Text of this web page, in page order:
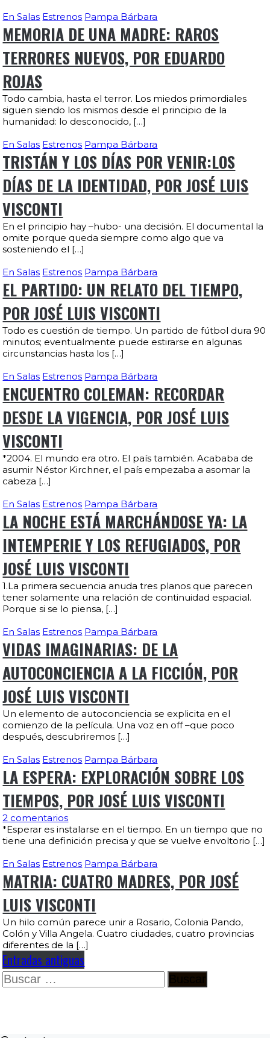
En Salas Estrenos Pampa Bárbara
MEMORIA DE UNA MADRE: RAROS
TERRORES NUEVOS, POR EDUARDO
ROJAS
Todo cambia, hasta el terror. Los miedos primordiales
siguen siendo los mismos desde el principio de la
humanidad: lo desconocido, […]
En Salas Estrenos Pampa Bárbara
TRISTÁN Y LOS DÍAS POR VENIR:LOS
DÍAS DE LA IDENTIDAD, POR JOSÉ LUIS
VISCONTI
En el principio hay –hubo- una decisión. El documental la
omite porque queda siempre como algo que va
sosteniendo el […]
En Salas Estrenos Pampa Bárbara
EL PARTIDO: UN RELATO DEL TIEMPO,
POR JOSÉ LUIS VISCONTI
Todo es cuestión de tiempo. Un partido de fútbol dura 90
minutos; eventualmente puede estirarse en algunas
circunstancias hasta los […]
En Salas Estrenos Pampa Bárbara
ENCUENTRO COLEMAN: RECORDAR
DESDE LA VIGENCIA, POR JOSÉ LUIS
VISCONTI
*2004. El mundo era otro. El país también. Acababa de
asumir Néstor Kirchner, el país empezaba a asomar la
cabeza […]
En Salas Estrenos Pampa Bárbara
LA NOCHE ESTÁ MARCHÁNDOSE YA: LA
INTEMPERIE Y LOS REFUGIADOS, POR
JOSÉ LUIS VISCONTI
1.La primera secuencia anuda tres planos que parecen
tener solamente una relación de continuidad espacial.
Porque si se lo piensa, […]
En Salas Estrenos Pampa Bárbara
VIDAS IMAGINARIAS: DE LA
AUTOCONCIENCIA A LA FICCIÓN, POR
JOSÉ LUIS VISCONTI
Un elemento de autoconciencia se explicita en el
comienzo de la película. Una voz en off –que poco
después, descubriremos […]
En Salas Estrenos Pampa Bárbara
LA ESPERA: EXPLORACIÓN SOBRE LOS
TIEMPOS, POR JOSÉ LUIS VISCONTI
2 comentarios
*Esperar es instalarse en el tiempo. En un tiempo que no
tiene una definición precisa y que se vuelve envoltorio […]
En Salas Estrenos Pampa Bárbara
MATRIA: CUATRO MADRES, POR JOSÉ
LUIS VISCONTI
Un hilo común parece unir a Rosario, Colonia Pando,
Colón y Villa Angela. Cuatro ciudades, cuatro provincias
diferentes de la […]
Entradas antiguas
Buscar: